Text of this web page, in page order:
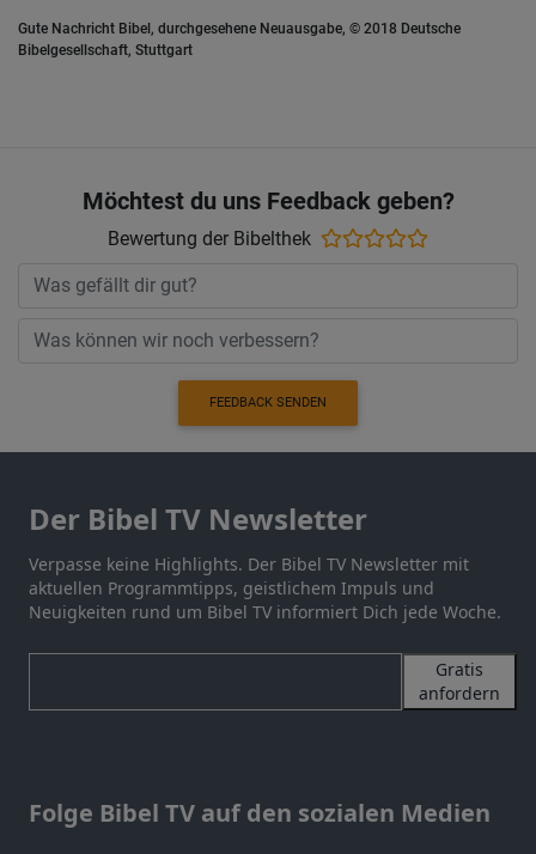
Gute Nachricht Bibel, durchgesehene Neuausgabe, © 2018 Deutsche
Bibelgesellschaft, Stuttgart
Möchtest du uns Feedback geben?
Bewertung der Bibelthek
FEEDBACK SENDEN
Der Bibel TV Newsletter
Verpasse keine Highlights. Der Bibel TV Newsletter mit
aktuellen Programmtipps, geistlichem Impuls und
Neuigkeiten rund um Bibel TV informiert Dich jede Woche.
Gratis
anfordern
Folge Bibel TV auf den sozialen Medien